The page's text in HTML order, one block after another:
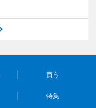
買う
特集